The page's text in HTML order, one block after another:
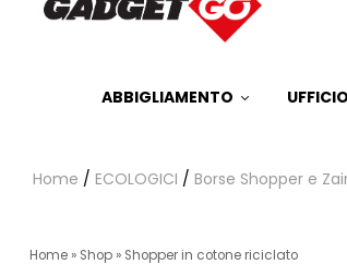
ABBIGLIAMENTO UFFICIO
Home / ECOLOGICI / Borse Shopper e
Home » Shop » Shopper in cotone riciclato